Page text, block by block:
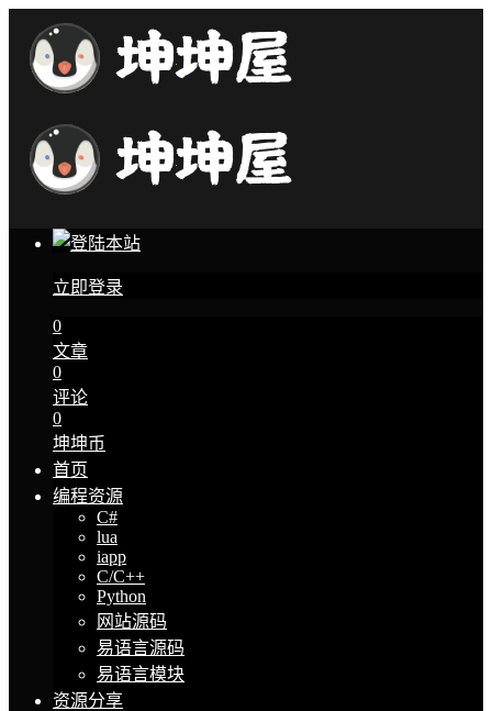
立即登录
0
文章
0
评论
0
坤坤币
首页
编程资源
C#
lua
iapp
C/C++
Python
网站源码
易语言源码
易语言模块
资源分享